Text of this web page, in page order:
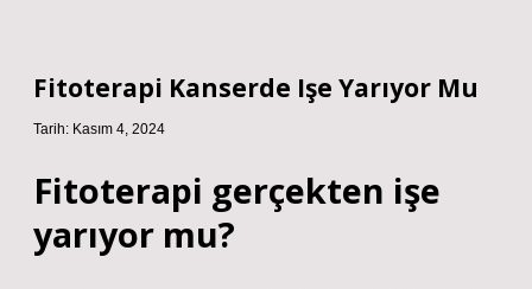
Fitoterapi Kanserde Işe Yarıyor Mu
Tarih: Kasım 4, 2024
Fitoterapi gerçekten işe
yarıyor mu?